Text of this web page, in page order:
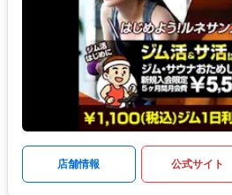
店舗情報 公式サイト